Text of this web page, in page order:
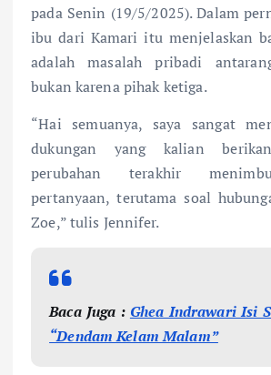
pada Senin (19/5/2025). Dalam
ibu dari Kamari itu menjelaskan
adalah masalah pribadi
bukan karena pihak ketiga.
“Hai semuanya, saya sangat
dukungan yang kalian
perubahan terakhir
pertanyaan, terutama soal
Zoe,” tulis Jennifer.
Baca Juga : Ghea Indrawari Isi
“Dendam Kelam Malam”